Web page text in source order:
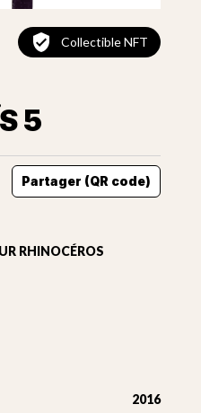
Collectible NFT
5
Partager (QR code)
RHINOCÉROS
2016